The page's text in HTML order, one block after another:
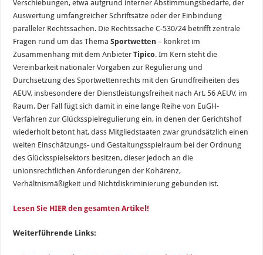
Verschiebungen, etwa aufgrund interner Abstimmungsbedarfe, der
Auswertung umfangreicher Schriftsätze oder der Einbindung
paralleler Rechtssachen. Die Rechtssache C-530/24 betrifft zentrale
Fragen rund um das ThemaSportwetten – konkret im
Zusammenhang mit dem AnbieterTipico. Im Kern steht die
Vereinbarkeit nationaler Vorgaben zur Regulierung und
Durchsetzung des Sportwettenrechts mit den Grundfreiheiten des
AEUV, insbesondere der Dienstleistungsfreiheit nach Art. 56 AEUV, im
Raum. Der Fall fügt sich damit in eine lange Reihe von EuGH-
Verfahren zur Glücksspielregulierung ein, in denen der Gerichtshof
wiederholt betont hat, dass Mitgliedstaaten zwar grundsätzlich einen
weiten Einschätzungs- und Gestaltungsspielraum bei der Ordnung
des Glücksspielsektors besitzen, dieser jedoch an die
unionsrechtlichen Anforderungen der Kohärenz,
Verhältnismäßigkeit und Nichtdiskriminierung gebunden ist.
Lesen Sie HIER den gesamten Artikel!
Weiterführende Links: